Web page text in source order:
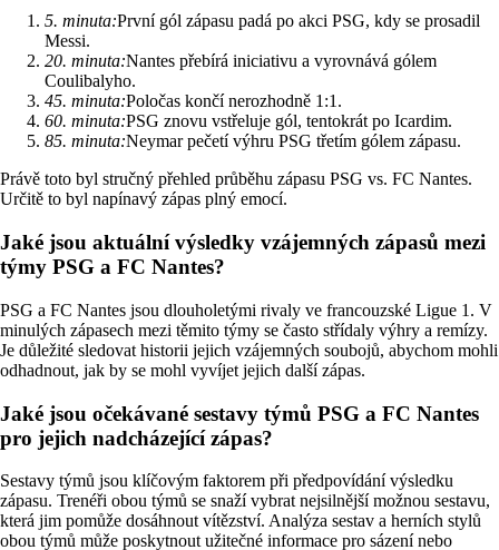
5. minuta:První gól zápasu padá po akci PSG, kdy se prosadil
Messi.
20. minuta:Nantes přebírá iniciativu a vyrovnává gólem
Coulibalyho.
45. minuta:Poločas končí nerozhodně 1:1.
60. minuta:PSG znovu vstřeluje gól, tentokrát po Icardim.
85. minuta:Neymar pečetí výhru PSG třetím gólem zápasu.
Právě toto byl stručný přehled průběhu zápasu PSG vs. FC Nantes.
Určitě to byl napínavý zápas plný emocí.
Jaké jsou aktuální výsledky vzájemných zápasů mezi
týmy PSG a FC Nantes?
PSG a FC Nantes jsou dlouholetými rivaly ve francouzské Ligue 1. V
minulých zápasech mezi těmito týmy se často střídaly výhry a remízy.
Je důležité sledovat historii jejich vzájemných soubojů, abychom mohli
odhadnout, jak by se mohl vyvíjet jejich další zápas.
Jaké jsou očekávané sestavy týmů PSG a FC Nantes
pro jejich nadcházející zápas?
Sestavy týmů jsou klíčovým faktorem při předpovídání výsledku
zápasu. Trenéři obou týmů se snaží vybrat nejsilnější možnou sestavu,
která jim pomůže dosáhnout vítězství. Analýza sestav a herních stylů
obou týmů může poskytnout užitečné informace pro sázení nebo